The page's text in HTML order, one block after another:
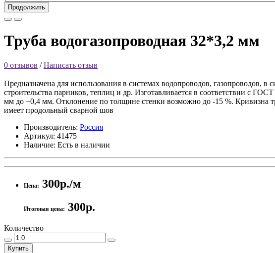
Продолжить
Труба водогазопроводная 32*3,2 мм
0 отзывов /Написать отзыв
Предназначена для использования в системах водопроводов, газопроводов,
строительства парников, теплиц и др. Изготавливается в соответствии с
мм до +0,4 мм. Отклонение по толщине стенки возможно до -15 %.
имеет продольный сварной шов
Производитель: Россия
Артикул: 41475
Наличие: Есть в наличии
Цена: 300р./м
Итоговая цена: 300р.
Количество
Купить